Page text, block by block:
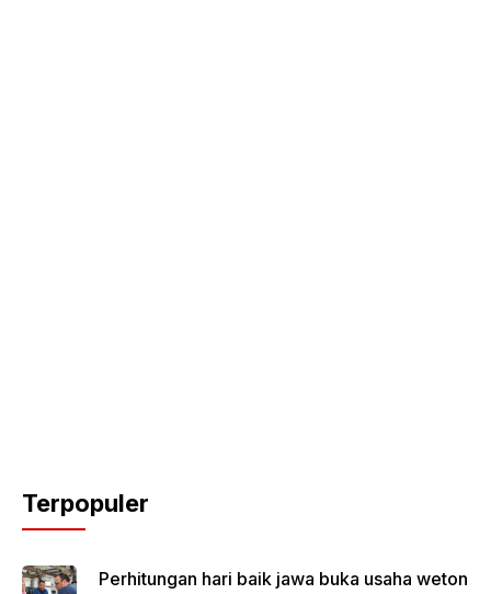
Terpopuler
Perhitungan hari baik jawa buka usaha weton